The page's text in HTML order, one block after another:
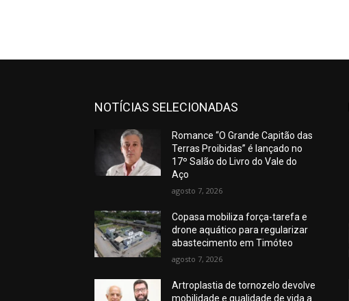
NOTÍCIAS SELECIONADAS
Romance “O Grande Capitão das
Terras Proibidas” é lançado no
17º Salão do Livro do Vale do
Aço
agosto 7, 2026
Copasa mobiliza força-tarefa e
drone aquático para regularizar
abastecimento em Timóteo
agosto 7, 2026
Artroplastia de tornozelo devolve
mobilidade e qualidade de vida a